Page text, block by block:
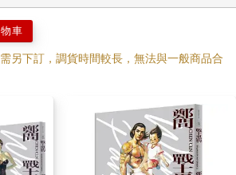
車
另下訂，調貨時間較長，無法與一般商品合